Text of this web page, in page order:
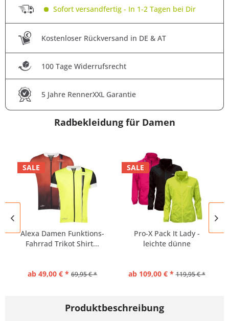
Sofort versandfertig - In 1-2 Tagen bei Dir
Kostenloser Rückversand in DE & AT
100 Tage Widerrufsrecht
5 Jahre RennerXXL Garantie
Radbekleidung für Damen
SALE
Alexa Damen Funktions-
Fahrrad Trikot Shirt...
ab 49,00 € * 69,95 € *
SALE
Pro-X Pack It Lady -
leichte dünne
ab 109,00 € * 119,95 € *
Produktbeschreibung